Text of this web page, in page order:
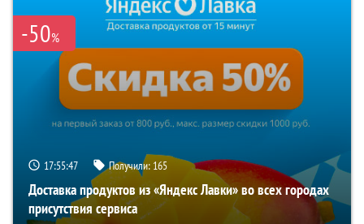
-50%
17:55:47 Получили: 165
Доставка продуктов из «Яндекс Лавки» во всех городах
присутствия сервиса